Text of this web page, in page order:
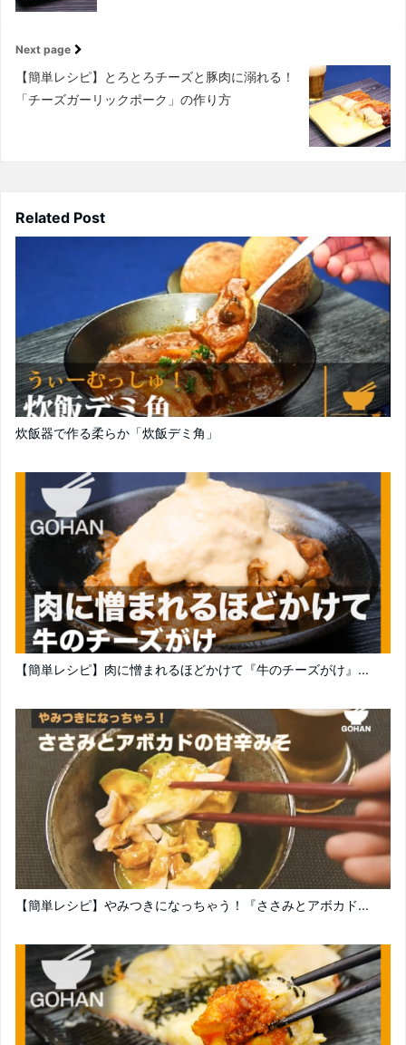
Next page
【簡単レシピ】とろとろチーズと豚肉に溺れる！
「チーズガーリックポーク」の作り方
Related Post
炊飯器で作る柔らか「炊飯デミ角」
【簡単レシピ】肉に憎まれるほどかけて『牛のチーズがけ』...
【簡単レシピ】やみつきになっちゃう！『ささみとアボカド...